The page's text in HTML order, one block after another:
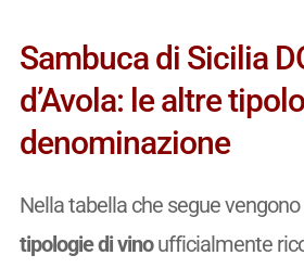
Sambuca di Sicilia
d’Avola: le altre
denominazione
Nella tabella che segue
tipologie di vinoufficialmente